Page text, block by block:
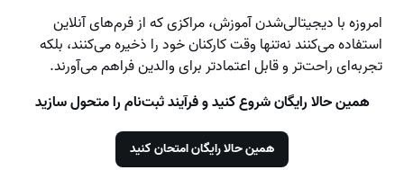
امروزه با دیجیتالی‌شدن آموزش، مراکزی که از فرم‌های آنلاین
استفاده می‌کنند نه‌تنها وقت کارکنان خود را ذخیره می‌کنند، بلکه
تجربه‌ای راحت‌تر و قابل اعتمادتر برای والدین فراهم می‌آورند.
همین حالا رایگان شروع کنید و فرآیند ثبت‌نام را متحول سازید
همین حالا رایگان امتحان کنید